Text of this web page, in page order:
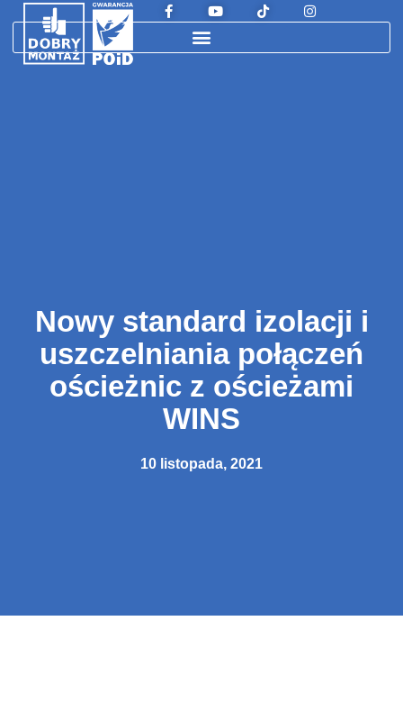
Nowy standard izolacji i
uszczelniania połączeń
ościeżnic z ościeżami
WINS
10 listopada, 2021